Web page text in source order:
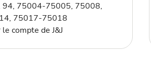
94, 75004-75005, 75008,
75017-75018
compte de J&J